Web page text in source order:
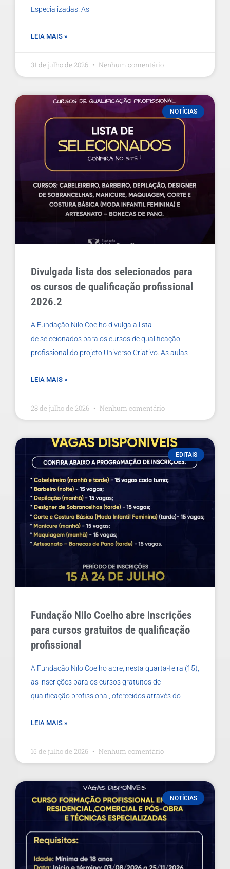
Especializadas. As
LEIA MAIS »
31 de julho de 2026 Nenhum comentário
NOTÍCIAS
Divulgada lista dos selecionados para
os cursos de qualificação profissional
2026.2
A Fundação Nilo Coelho divulga a lista
de selecionados para os cursos de qualificação
profissional do projeto Universo Criativo. As aulas
LEIA MAIS »
28 de julho de 2026 Nenhum comentário
EDITAIS
Fundação Nilo Coelho abre inscrições
para cursos gratuitos de qualificação
profissional
A Fundação Nilo Coelho abre, nesta quarta-feira (15),
as inscrições para os cursos gratuitos de
qualificação profissional, oferecidos através do
LEIA MAIS »
15 de julho de 2026 Nenhum comentário
NOTÍCIAS